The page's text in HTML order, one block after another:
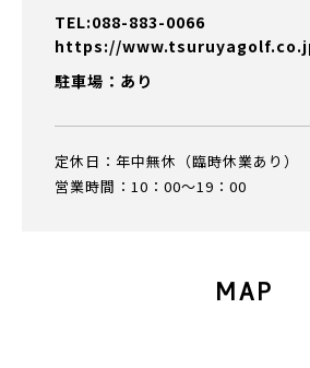
TEL:088-883-0066
https://
駐車場：あり
定休日：年中無休（臨時休業あり）
営業時間：10：00～19：00
MAP